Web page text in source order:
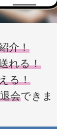
介！
れる！
る！
会できま